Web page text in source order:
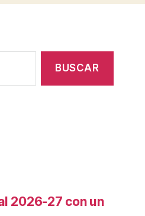
2026-27 con un